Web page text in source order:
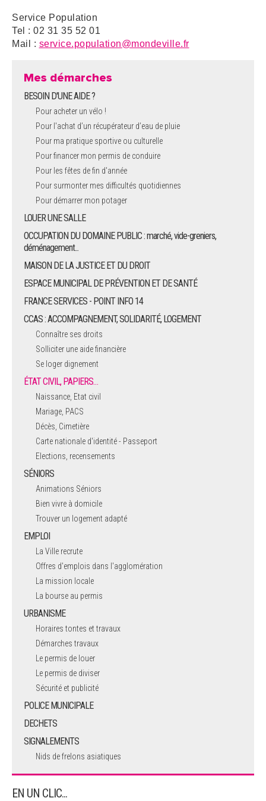
Service Population
Tel : 02 31 35 52 01
Mail : service.population@mondeville.fr
Mes démarches
BESOIN D'UNE AIDE ?
Pour acheter un vélo !
Pour l'achat d’un récupérateur d’eau de pluie
Pour ma pratique sportive ou culturelle
Pour financer mon permis de conduire
Pour les fêtes de fin d'année
Pour surmonter mes difficultés quotidiennes
Pour démarrer mon potager
LOUER UNE SALLE
OCCUPATION DU DOMAINE PUBLIC : marché, vide-greniers,
déménagement...
MAISON DE LA JUSTICE ET DU DROIT
ESPACE MUNICIPAL DE PRÉVENTION ET DE SANTÉ
FRANCE SERVICES - POINT INFO 14
CCAS : ACCOMPAGNEMENT, SOLIDARITÉ, LOGEMENT
Connaître ses droits
Solliciter une aide financière
Se loger dignement
ÉTAT CIVIL, PAPIERS…
Naissance, Etat civil
Mariage, PACS
Décès, Cimetière
Carte nationale d'identité - Passeport
Elections, recensements
SÉNIORS
Animations Séniors
Bien vivre à domicile
Trouver un logement adapté
EMPLOI
La Ville recrute
Offres d'emplois dans l'agglomération
La mission locale
La bourse au permis
URBANISME
Horaires tontes et travaux
Démarches travaux
Le permis de louer
Le permis de diviser
Sécurité et publicité
POLICE MUNICIPALE
DECHETS
SIGNALEMENTS
Nids de frelons asiatiques
EN UN CLIC...